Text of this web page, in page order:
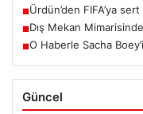
■Ürdün’den FIFA’ya
■Dış Mekan
■O Haberle Sacha
Güncel